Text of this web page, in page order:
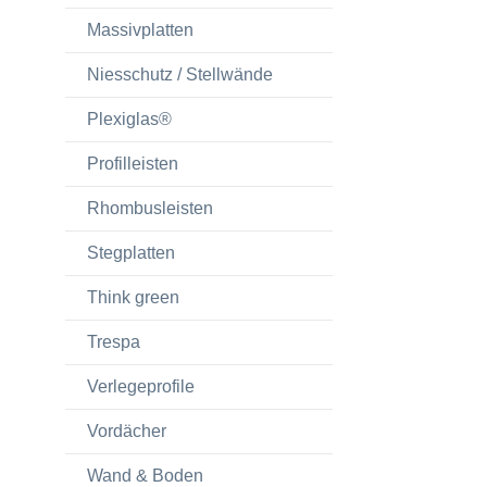
Massivplatten
Niesschutz / Stellwände
Plexiglas®
Profilleisten
Rhombusleisten
Stegplatten
Think green
Trespa
Verlegeprofile
Vordächer
Wand & Boden